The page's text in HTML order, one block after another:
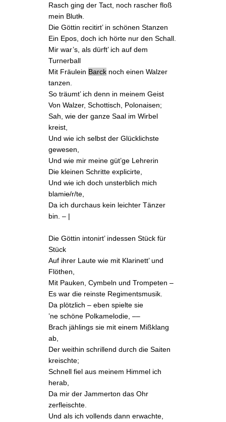
Rasch ging der Tact, noch rascher floß
mein Bluth.
Die Göttin recitirt’ in schönenStanzen
Ein Epos , doch ich hörte nur den Schall.
Mir war’s, als dürft’ ich auf dem
Turnerball
Mit Fräulein Barck noch einenWalzer
tanzen.
So träumt’ ich denn in meinem Geist
Von Walzer,Schottisch Polonaisen;
Sah, wie der ganze Saal im Wirbel
kreist,
Und wie ich selbst der Glücklichste
gewesen,
Und wie mir meine güt’ge Lehrerin
Die kleinen Schritte explicirte,
Und wie ich doch unsterblich mich
blamie/r/te,
Da ich durchaus kein leichter Tänzer
bin. – |
Die Göttin intonirt’ indessen Stück für
Stück
Auf ihrer Laute wie mit Klarinett’ und
Flöthen,
Mit Pauken , Cymbeln und Trompeten –
Es war die reinste Regimentsmusik.
Da plötzlich – eben spielte sie
’ne schöne Polkamelodie, ––
Brach jählings sie mit einem Mißklang
ab,
Der weithin schrillend durch die Saiten
kreischte;
Schnell fiel aus meinem Himmel ich
herab,
Da mir der Jammerton das Ohr
zerfleischte.
Und als ich vollends dann erwachte,